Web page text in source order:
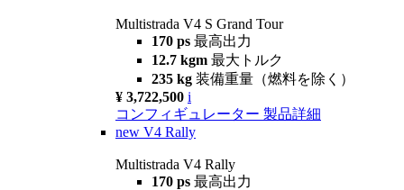
Multistrada V4 S Grand Tour
170 ps 最高出力
12.7 kgm 最大トルク
235 kg 装備重量（燃料を除く）
¥ 3,722,500 i
コンフィギュレーター 製品詳細
new V4 Rally
Multistrada V4 Rally
170 ps 最高出力